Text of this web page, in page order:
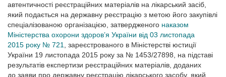
автентичності реєстраційних матеріалів на лікарський засіб,
який подається на державну реєстрацію з метою його закупівлі
спеціалізованою організацією, затвердженого наказом
Міністерства охорони здоров’я України від 03 листопада
2015 року № 721
, зареєстрованого в Міністерстві юстиції
України 19 листопада 2015 року за № 1453/27898, на підставі
результатів експертизи реєстраційних матеріалів, доданих
до заяви про державну реєстрацію лікарського засобу, який